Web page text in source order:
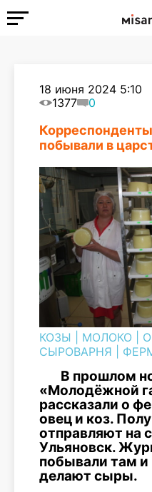
18 июня 2024 5:10
1377
0
побывали в
КОЗЫ МОЛОКО
СЫРОВАРНЯ
В прошлом
«Молодёжной
рассказали о
овец и коз.
отправляют на
Ульяновск.
побывали там и
делают сыры.